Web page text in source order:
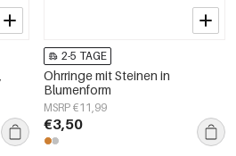
2-5 TAGE
Ohrringe mit Steinen in
Blumenform
MSRP €11,99
€3,50